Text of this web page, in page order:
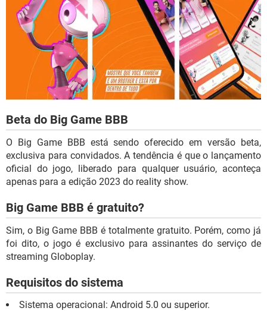
Beta do Big Game BBB
O Big Game BBB está sendo oferecido em versão beta,
exclusiva para convidados. A tendência é que o lançamento
oficial do jogo, liberado para qualquer usuário, aconteça
apenas para a edição 2023 do reality show.
Big Game BBB é gratuito?
Sim, o Big Game BBB é totalmente gratuito. Porém, como já
foi dito, o jogo é exclusivo para assinantes do serviço de
streaming Globoplay.
Requisitos do sistema
Sistema operacional: Android 5.0 ou superior.